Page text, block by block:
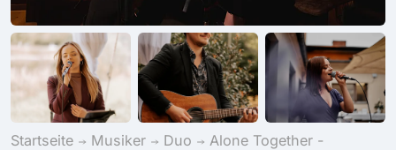
Startseite Musiker Duo
Alone Together -